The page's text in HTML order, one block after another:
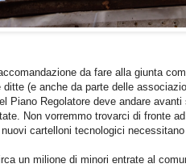
da fare alla giunta
(e anche da parte delle
Piano Regolatore deve andare
Non vorremmo trovarci di fronte
cartelloni tecnologici
un milione di minori entrate al